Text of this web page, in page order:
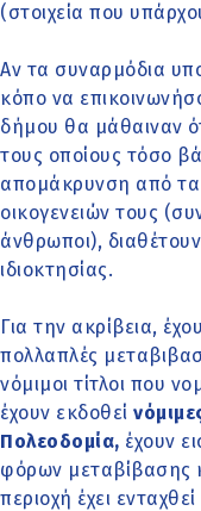
(στοιχεία που
Αν τα συναρμόδια
κόπο να
δήμου θα μάθαιναν
τους οποίους τόσο
απομάκρυνση από τα
οικογενειών τους
άνθρωποι),
ιδιοκτησίας.
Για την ακρίβεια,
πολλαπλές
νόμιμοι τίτλοι που
έχουν εκδοθεί
Πολεοδομία, έχουν
φόρων μεταβίβασης
περιοχή έχει